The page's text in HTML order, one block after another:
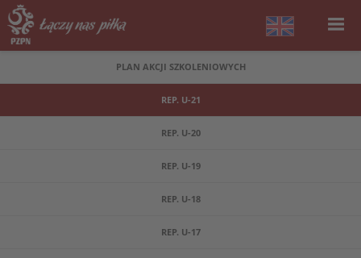
PLAN AKCJI SZKOLENIOWYCH
REP. U-21
REP. U-20
REP. U-19
REP. U-18
REP. U-17